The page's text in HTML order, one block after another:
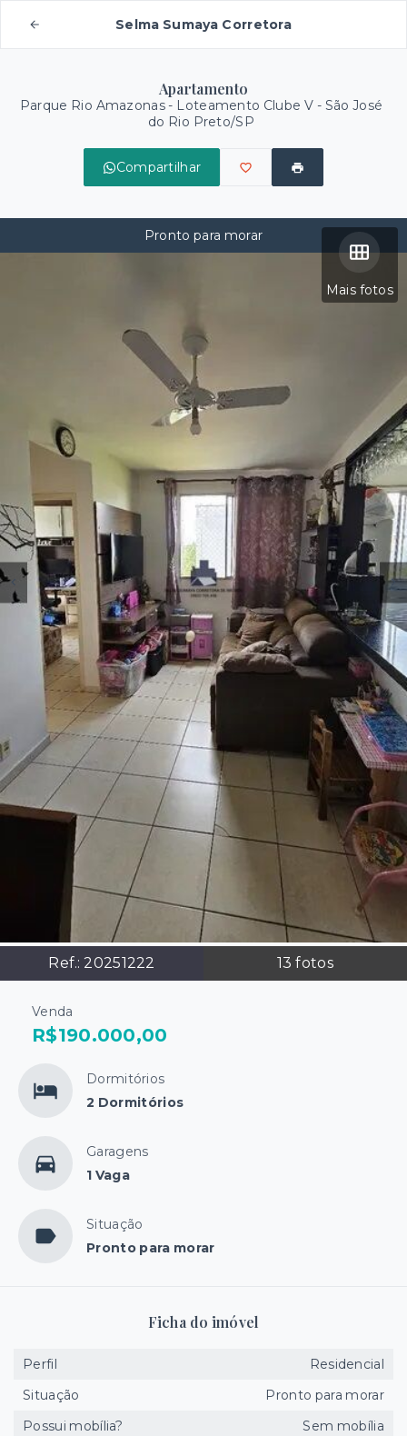
Selma Sumaya Corretora
Apartamento
Parque Rio Amazonas - Loteamento Clube V - São José
do Rio Preto/SP
Compartilhar
Mais fotos
Ref.: 20251222 13 fotos
Pronto para morar
Venda
R$190.000,00
Dormitórios
2 Dormitórios
Garagens
1 Vaga
Situação
Pronto para morar
Ficha do imóvel
Perfil
Residencial
Situação
Pronto para morar
Possui mobília?
Sem mobília